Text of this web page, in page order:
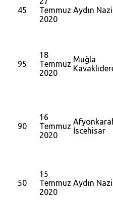
45
Temmuz
2020
Aydın
95
18
Temmuz
2020
Muğla
90
16
Temmuz
2020
İscehisar
50
15
Temmuz
2020
Aydın